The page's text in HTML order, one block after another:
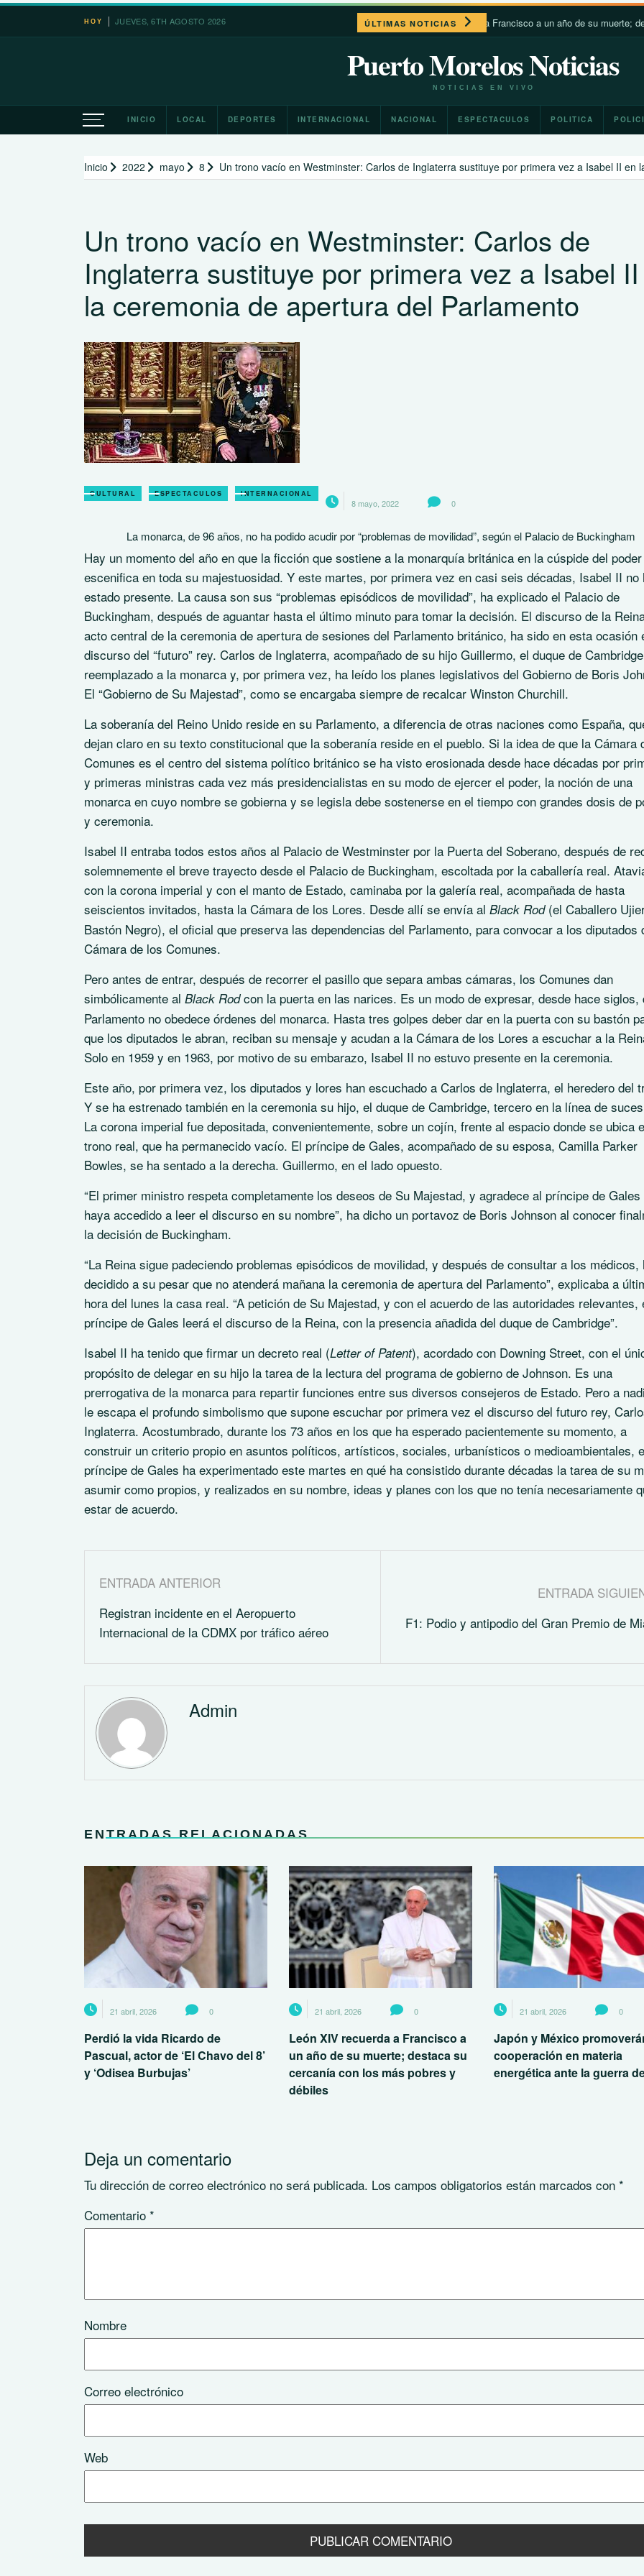
Saltar
HOY JUEVES, 6TH AGOSTO 2026 ÚLTIMAS NOTICIAS
León XIV recuerda a Francisco a un año de su muerte; destaca su
Puerto Morelos Noticias
NOTICIAS EN VIVO
INICIO LOCAL DEPORTES INTERNACIONAL NACIONAL ESPECTACULOS POLITICA
Inicio 2022 mayo 8 Un trono vacío en Westminster: Carlos de Inglaterra sustituye por primera vez a Isabel II en
Un trono vacío en Westminster: Carlos de
Inglaterra sustituye por primera vez a Isabel
la ceremonia de apertura del Parlamento
CULTURAL ESPECTACULOS INTERNACIONAL
8 mayo, 2022 0
La monarca, de 96 años, no ha podido acudir por “problemas de movilidad”, según el Palacio de Buckingham
Hay un momento del año en que la ficción que sostiene a la monarquía británica en la cúspide del
escenifica en toda su majestuosidad. Y este martes, por primera vez en casi seis décadas, Isabel II no
estado presente. La causa son sus “problemas episódicos de movilidad”, ha explicado el Palacio de
Buckingham, después de aguantar hasta el último minuto para tomar la decisión. El discurso de la
acto central de la ceremonia de apertura de sesiones del Parlamento británico, ha sido en esta ocasión
discurso del “futuro” rey. Carlos de Inglaterra, acompañado de su hijo Guillermo, el duque de
reemplazado a la monarca y, por primera vez, ha leído los planes legislativos del Gobierno de Boris
El “Gobierno de Su Majestad”, como se encargaba siempre de recalcar Winston Churchill.
La soberanía del Reino Unido reside en su Parlamento, a diferencia de otras naciones como España,
dejan claro en su texto constitucional que la soberanía reside en el pueblo. Si la idea de que la Cámara
Comunes es el centro del sistema político británico se ha visto erosionada desde hace décadas por
y primeras ministras cada vez más presidencialistas en su modo de ejercer el poder, la noción de una
monarca en cuyo nombre se gobierna y se legisla debe sostenerse en el tiempo con grandes dosis de
y ceremonia.
Isabel II entraba todos estos años al Palacio de Westminster por la Puerta del Soberano, después de
solemnemente el breve trayecto desde el Palacio de Buckingham, escoltada por la caballería real.
con la corona imperial y con el manto de Estado, caminaba por la galería real, acompañada de hasta
seiscientos invitados, hasta la Cámara de los Lores. Desde allí se envía al Black Rod (el Caballero
Bastón Negro), el oficial que preserva las dependencias del Parlamento, para convocar a los diputados
Cámara de los Comunes.
Pero antes de entrar, después de recorrer el pasillo que separa ambas cámaras, los Comunes dan
simbólicamente al Black Rodcon la puerta en las narices. Es un modo de expresar, desde hace siglos,
Parlamento no obedece órdenes del monarca. Hasta tres golpes deber dar en la puerta con su bastón
que los diputados le abran, reciban su mensaje y acudan a la Cámara de los Lores a escuchar a la
Solo en 1959 y en 1963, por motivo de su embarazo, Isabel II no estuvo presente en la ceremonia.
Este año, por primera vez, los diputados y lores han escuchado a Carlos de Inglaterra, el heredero del
Y se ha estrenado también en la ceremonia su hijo, el duque de Cambridge, tercero en la línea de
La corona imperial fue depositada, convenientemente, sobre un cojín, frente al espacio donde se ubica
trono real, que ha permanecido vacío. El príncipe de Gales, acompañado de su esposa, Camilla Parker
Bowles, se ha sentado a la derecha. Guillermo, en el lado opuesto.
“El primer ministro respeta completamente los deseos de Su Majestad, y agradece al príncipe de Gales
haya accedido a leer el discurso en su nombre”, ha dicho un portavoz de Boris Johnson al conocer
la decisión de Buckingham.
“La Reina sigue padeciendo problemas episódicos de movilidad, y después de consultar a los médicos,
decidido a su pesar que no atenderá mañana la ceremonia de apertura del Parlamento”, explicaba a
hora del lunes la casa real. “A petición de Su Majestad, y con el acuerdo de las autoridades relevantes,
príncipe de Gales leerá el discurso de la Reina, con la presencia añadida del duque de Cambridge”.
Isabel II ha tenido que firmar un decreto real (Letter of Patent), acordado con Downing Street, con el
propósito de delegar en su hijo la tarea de la lectura del programa de gobierno de Johnson. Es una
prerrogativa de la monarca para repartir funciones entre sus diversos consejeros de Estado. Pero a
le escapa el profundo simbolismo que supone escuchar por primera vez el discurso del futuro rey,
Inglaterra. Acostumbrado, durante los 73 años en los que ha esperado pacientemente su momento, a
construir un criterio propio en asuntos políticos, artísticos, sociales, urbanísticos o medioambientales,
príncipe de Gales ha experimentado este martes en qué ha consistido durante décadas la tarea de su
asumir como propios, y realizados en su nombre, ideas y planes con los que no tenía necesariamente
estar de acuerdo.
ENTRADA ANTERIOR
Registran incidente en el Aeropuerto
Internacional de la CDMX por tráfico aéreo
ENTRADA
F1: Podio y antipodio del Gran Premio de
Admin
ENTRADAS RELACIONADAS
21 abril, 2026 0
Perdió la vida Ricardo de
Pascual, actor de ‘El Chavo del 8’
y ‘Odisea Burbujas’
21 abril, 2026 0
León XIV recuerda a Francisco a
un año de su muerte; destaca su
cercanía con los más pobres y
débiles
21 abril, 2026 0
Japón y México
cooperación en materia
energética ante la guerra
Deja un comentario
Tu dirección de correo electrónico no será publicada. Los campos obligatorios están marcados con *
Comentario *
Nombre
Correo electrónico
Web